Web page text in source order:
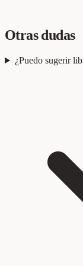
Otras dudas
¿Puedo sugerir